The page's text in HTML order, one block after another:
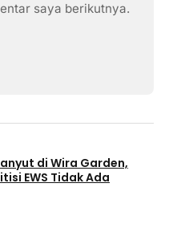
saya berikutnya.
di Wira Garden,
EWS Tidak Ada